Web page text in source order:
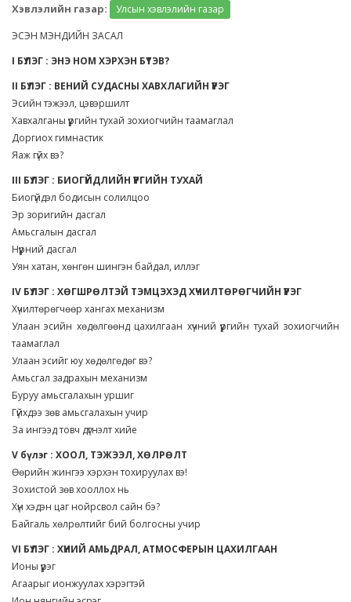
Хэвлэлийн газар:
Улсын хэвлэлийн газар
ЭСЭН МЭНДИЙН ЗАСАЛ
I БҮЛЭГ : ЭНЭ НОМ ХЭРХЭН БҮТЭВ?
II БҮЛЭГ : ВЕНИЙ СУДАСНЫ ХАВХЛАГИЙН ҮҮРЭГ
Эсийн тэжээл, цэвэршилт
Хавхалганы үүргийн тухай зохиогчийн таамаглал
Доргиох гимнастик
Яаж гүйх вэ?
III БҮЛЭГ : БИОГҮЙДЛИЙН ҮҮРГИЙН ТУХАЙ
Биогүйдэл бодисын солилцоо
Эр зоригийн дасгал
Амьсгалын дасгал
Нүүрний дасгал
Уян хатан, хөнгөн шингэн байдал, иллэг
IV БҮЛЭГ : ХӨГШРӨЛТЭЙ ТЭМЦЭХЭД ХҮЧИЛТӨРӨГЧИЙН ҮҮРЭГ
Хүчилтөрөгчөөр хангах механизм
Улаан эсийн хөдөлгөөнд цахилгаан хүчний үүргийн тухай зохиогчийн
таамаглал
Улаан эсийг юу хөдөлгөдөг вэ?
Амьсгал задрахын механизм
Буруу амьсгалахын уршиг
Гүйхдээ зөв амьсгалахын учир
За ингээд товч дүгнэлт хийе
V бүлэг : ХООЛ, ТЭЖЭЭЛ, ХӨЛРӨЛТ
Өөрийн жингээ хэрхэн тохируулах вэ!
Зохистой зөв хооллох нь
Хүн хэдэн цаг нойрсвол сайн бэ?
Байгаль хөлрөлтийг бий болгосны учир
VI БҮЛЭГ : ХҮНИЙ АМЬДРАЛ, АТМОСФЕРЫН ЦАХИЛГААН
Ионы үүрэг
Агаарыг ионжуулах хэрэгтэй